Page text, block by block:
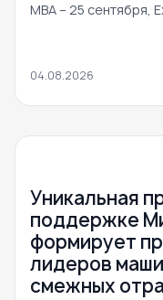
MBA – 25 сентября,
04.08.2026
Уникальная
поддержке
формирует
лидеров
смежных